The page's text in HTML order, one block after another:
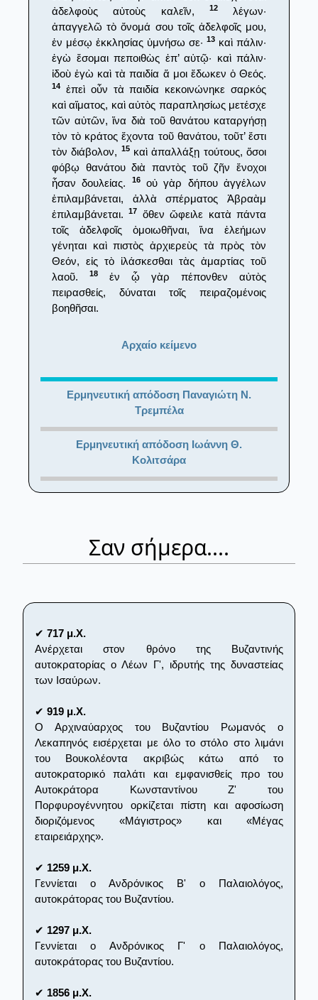
ἀδελφοὺς αὐτοὺς καλεῖν,
12λέγων·
ἀπαγγελῶ τὸ ὄνομά σου τοῖς ἀδελφοῖς μου,
ἐν μέσῳ ἐκκλησίας ὑμνήσω σε· 13 καὶ πάλιν·
ἐγὼ ἔσομαι πεποιθὼς ἐπ’ αὐτῷ· καὶ πάλιν·
ἰδοὺ ἐγὼ καὶ τὰ παιδία ἅ μοι ἔδωκεν ὁ Θεός.
14
ἐπεὶ οὖν τὰ παιδία κεκοινώνηκε σαρκός
καὶ αἵματος, καὶ αὐτὸς παραπλησίως μετέσχε
τῶν αὐτῶν, ἵνα διὰ τοῦ θανάτου καταργήσῃ
τὸν τὸ κράτος ἔχοντα τοῦ θανάτου, τοῦτ’ ἔστι
τὸν διάβολον, 15καὶ ἀπαλλάξῃ τούτους, ὅσοι
φόβῳ θανάτου διὰ παντὸς τοῦ ζῆν ἔνοχοι
ἦσαν δουλείας.
16οὐ γὰρ δήπου ἀγγέλων
ἐπιλαμβάνεται, ἀλλὰ σπέρματος Ἀβραὰμ
ἐπιλαμβάνεται.17
ὅθεν ὤφειλε κατὰ πάντα
τοῖς ἀδελφοῖς ὁμοιωθῆναι, ἵνα ἐλεήμων
γένηται καὶ πιστὸς ἀρχιερεὺς τὰ πρὸς τὸν
Θεόν, εἰς τὸ ἱλάσκεσθαι τὰς ἁμαρτίας τοῦ
λαοῦ.
18
ἐν ᾧ γὰρ πέπονθεν αὐτὸς
πειρασθείς, δύναται τοῖς πειραζομένοις
βοηθῆσαι.
Αρχαίο κείμενο
Ερμηνευτική απόδοση Παναγιώτη Ν.
Τρεμπέλα
Ερμηνευτική απόδοση Ιωάννη Θ.
Κολιτσάρα
Σαν σήμερα....
✔ 717 μ.Χ.
Ανέρχεται στον θρόνο της Βυζαντινής
αυτοκρατορίας ο Λέων Γ', ιδρυτής της δυναστείας
των Ισαύρων.
✔ 919 μ.Χ.
Ο Αρχιναύαρχος του Βυζαντίου Ρωμανός ο
Λεκαπηνός εισέρχεται με όλο το στόλο στο λιμάνι
του Βουκολέοντα ακριβώς κάτω από το
αυτοκρατορικό παλάτι και εμφανισθείς προ του
Αυτοκράτορα Κωνσταντίνου Ζ' του
Πορφυρογέννητου ορκίζεται πίστη και αφοσίωση
διοριζόμενος «Μάγιστρος» και «Μέγας
εταιρειάρχης».
✔ 1259 μ.Χ.
Γεννίεται ο Ανδρόνικος Β' ο Παλαιολόγος,
αυτοκράτορας του Βυζαντίου.
✔ 1297 μ.Χ.
Γεννίεται ο Ανδρόνικος Γ' ο Παλαιολόγος,
αυτοκράτορας του Βυζαντίου.
✔ 1856 μ.Χ.